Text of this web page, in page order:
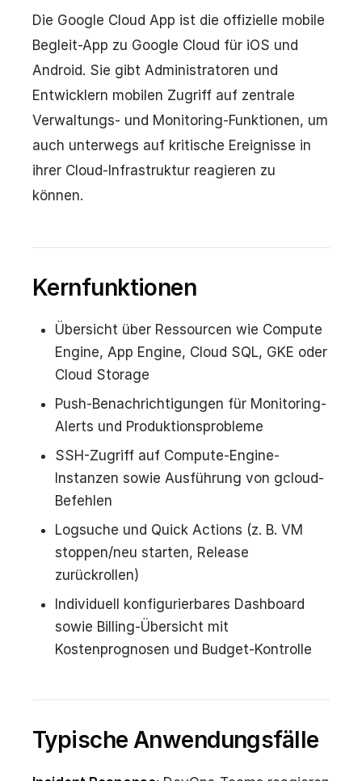
Die Google Cloud App ist die offizielle mobile
Begleit-App zu Google Cloud für iOS und
Android. Sie gibt Administratoren und
Entwicklern mobilen Zugriff auf zentrale
Verwaltungs- und Monitoring-Funktionen, um
auch unterwegs auf kritische Ereignisse in
ihrer Cloud-Infrastruktur reagieren zu
können.
Kernfunktionen
Übersicht über Ressourcen wie Compute
Engine, App Engine, Cloud SQL, GKE oder
Cloud Storage
Push-Benachrichtigungen für Monitoring-
Alerts und Produktionsprobleme
SSH-Zugriff auf Compute-Engine-
Instanzen sowie Ausführung von gcloud-
Befehlen
Logsuche und Quick Actions (z. B. VM
stoppen/neu starten, Release
zurückrollen)
Individuell konfigurierbares Dashboard
sowie Billing-Übersicht mit
Kostenprognosen und Budget-Kontrolle
Typische Anwendungsfälle